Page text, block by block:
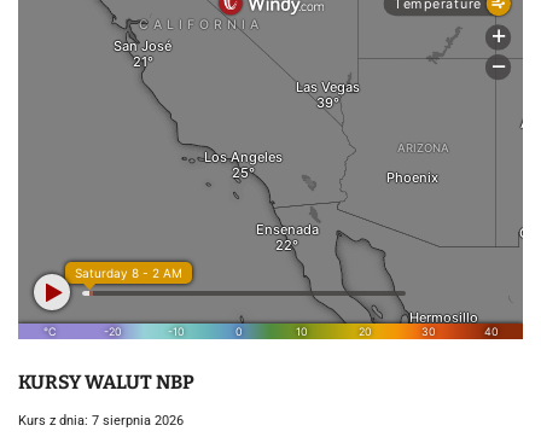
KURSY WALUT NBP
Kurs z dnia: 7 sierpnia 2026